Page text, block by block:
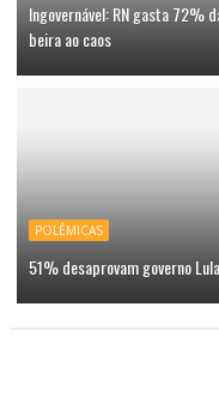
Ingovernável: RN gasta 72%
beira ao caos
POLÊMICAS
51% desaprovam governo